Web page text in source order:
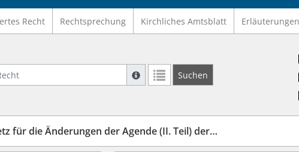
Recht Rechtsprechung Kirchliches Amtsblatt
Suche mit Platzhalter "*", Bsp. Pfarrer*,
Weitere Suchoperatoren finden Sie in
Suchen
Änderungen der Agende (II. Teil) der EKU (KG2EÄAg)